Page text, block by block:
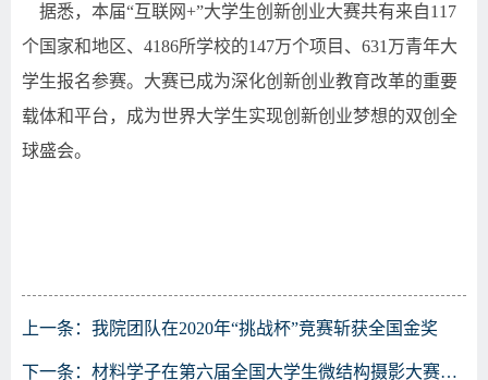
据悉，本届“互联网+”大学生创新创业大赛共有来自117
个国家和地区、 4186所学校的147万个项目、 631 万青年大
学生报名参赛。大赛已成为深化创新创业教育改革的重要
载体和平台，成为世界大学生实现创新创业梦想的双创全
球盛会。
上一条： 我院团队在2020年“挑战杯”竞赛斩获全国金奖
下一条： 材料学子在第六届全国大学生微结构摄影大赛中获佳绩